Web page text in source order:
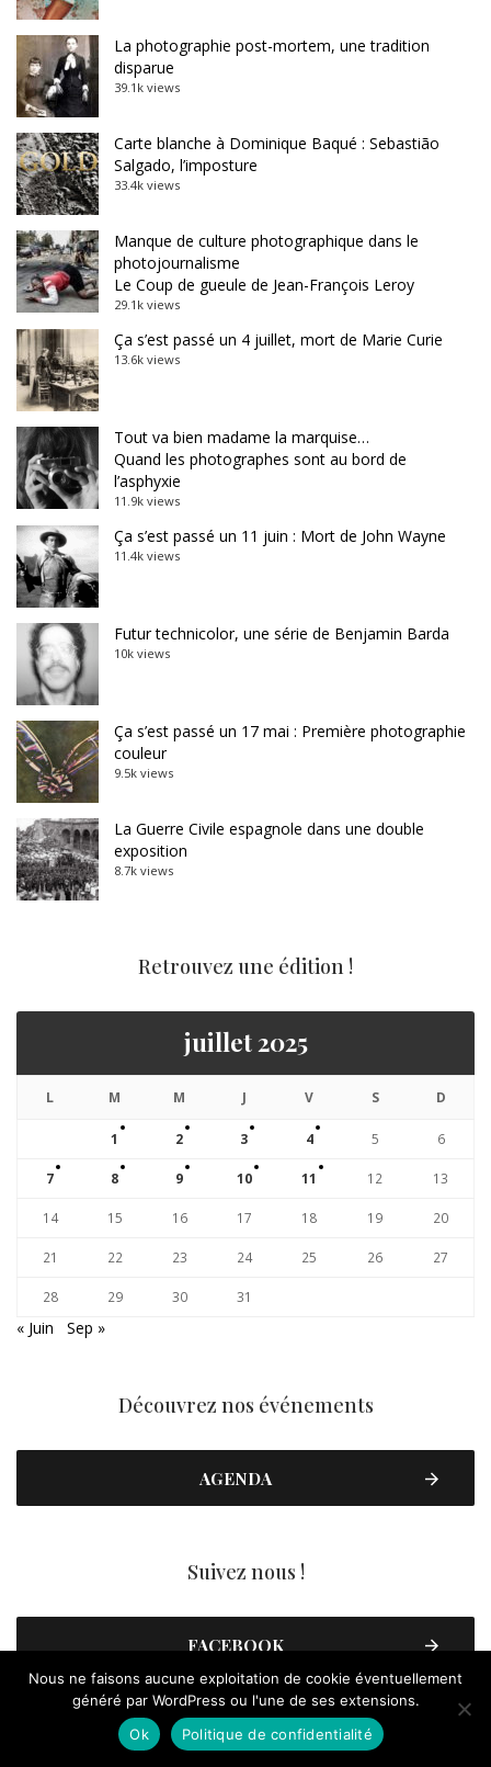
La photographie post-mortem, une tradition
disparue
39.1k views
Carte blanche à Dominique Baqué : Sebastião
Salgado, l’imposture
33.4k views
Manque de culture photographique dans le
photojournalisme
Le Coup de gueule de Jean-François Leroy
29.1k views
Ça s’est passé un 4 juillet, mort de Marie Curie
13.6k views
Tout va bien madame la marquise…
Quand les photographes sont au bord de
l’asphyxie
11.9k views
Ça s’est passé un 11 juin : Mort de John Wayne
11.4k views
Futur technicolor, une série de Benjamin Barda
10k views
Ça s’est passé un 17 mai : Première photographie
couleur
9.5k views
La Guerre Civile espagnole dans une double
exposition
8.7k views
Retrouvez une édition !
juillet 2025
L M M J V S D
1 2 3 4 5 6
7 8 9 10 11 12 13
14 15 16 17 18 19 20
21 22 23 24 25 26 27
28 29 30 31
« Juin Sep »
Découvrez nos événements
AGENDA
Suivez nous !
FACEBOOK
YOUTUBE
Nous ne faisons aucune exploitation de cookie éventuellement
généré par WordPress ou l'une de ses extensions.
Ok
Politique de confidentialité